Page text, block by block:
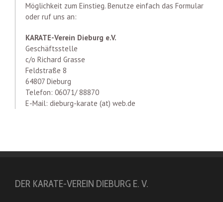
Möglichkeit zum Einstieg. Benutze einfach das Formular
oder ruf uns an:
KARATE-Verein Dieburg e.V.
Geschäftsstelle
c/o Richard Grasse
Feldstraße 8
64807 Dieburg
Telefon: 06071/ 88870
E-Mail: dieburg-karate (at) web.de
DER KARATE-VEREIN DIEBURG E. V.